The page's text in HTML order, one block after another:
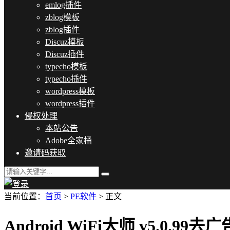
emlog插件
zblog模板
zblog插件
Discuz模板
Discuz插件
typecho模板
typecho插件
wordpress模板
wordpress插件
侵权处理
本站公告
Adobe全家桶
邀请码获取
当前位置： 首页 > PE软件 > 正文
Android WiFi大师 v5.0.99去广